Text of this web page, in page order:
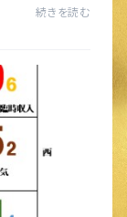
続きを読む